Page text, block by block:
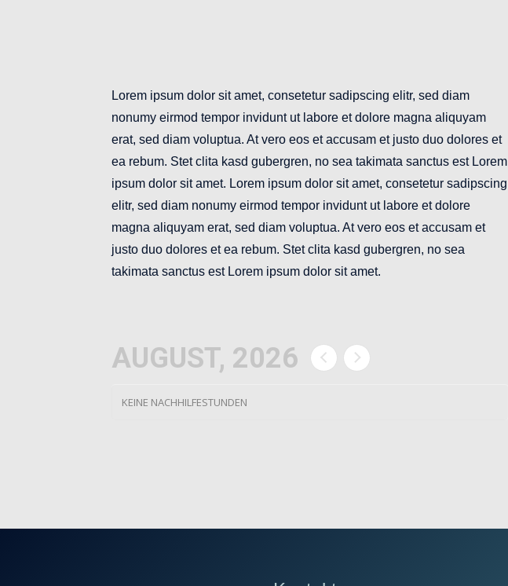
Lorem ipsum dolor sit amet, consetetur sadipscing elitr, sed diam
nonumy eirmod tempor invidunt ut labore et dolore magna aliquyam
erat, sed diam voluptua. At vero eos et accusam et justo duo dolores et
ea rebum. Stet clita kasd gubergren, no sea takimata sanctus est Lorem
ipsum dolor sit amet. Lorem ipsum dolor sit amet, consetetur sadipscing
elitr, sed diam nonumy eirmod tempor invidunt ut labore et dolore
magna aliquyam erat, sed diam voluptua. At vero eos et accusam et
justo duo dolores et ea rebum. Stet clita kasd gubergren, no sea
takimata sanctus est Lorem ipsum dolor sit amet.
AUGUST, 2026
KEINE NACHHILFESTUNDEN